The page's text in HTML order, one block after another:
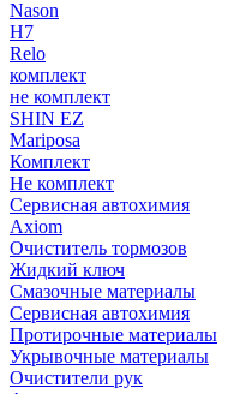
Nason
H7
Relo
комплект
не комплект
SHIN EZ
Mariposa
Комплект
Не комплект
Сервисная автохимия
Axiom
Очиститель тормозов
Жидкий ключ
Смазочные материалы
Сервисная автохимия
Протирочные материалы
Укрывочные материалы
Очистители рук